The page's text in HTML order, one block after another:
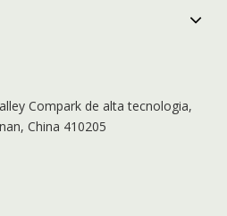
Compark de alta tecnologia,
China 410205